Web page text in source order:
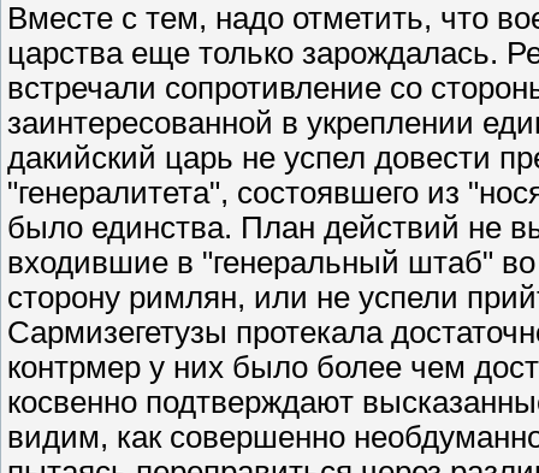
Вместе с тем, надо отметить, что
царства еще только зарождалась.
встречали сопротивление со
заинтересованной в укреплении
дакийский царь не успел довести
"генералитета", состоявшего из
было единства. План действий не
входившие в "генеральный штаб"
сторону римлян, или не успели
Сармизегетузы протекала
контрмер у них было более чем
косвенно подтверждают
видим, как совершенно